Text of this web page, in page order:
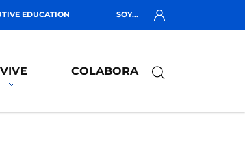
EDUCATION SOY...
VIVE COLABORA